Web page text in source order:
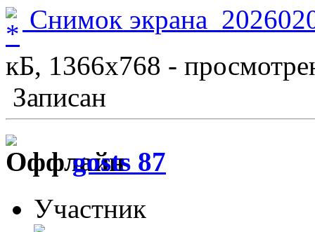
Снимок
кБ, 1366x768 -
Записан
gosts 87
Участник